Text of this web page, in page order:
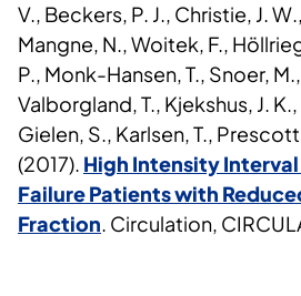
V., Beckers, P. J., Christie, J.
Mangne, N., Woitek, F.,
P., Monk-Hansen, T., Snoer,
Valborgland, T., Kjekshus, J.
Gielen, S., Karlsen, T.,
(2017). High Intensity
Failure Patients with
Fraction. Circulation,